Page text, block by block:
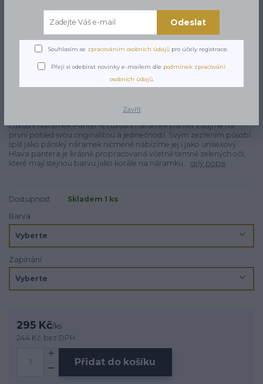
Luxusní Náramek Panter🐆 Luxusní náramek panter zaujme na
první pohled svou originalitou a jedinečností. Svým zezřením působí
spíš jako pánský náramek nicméně nabízíme jej i jako unisexový.
Hlava pantera je krásně propracovaná včetně temně zelených očí,
které mají stejnou barvu jako korále na náramku... celý popis
Dostupnost
Skladem 1 ks
Barva
Zapínání
295 Kč/ks
244 Kč bez DPH
Přidat do košíku
Odeslat
Souhlasím se zpracováním osobních údajů pro účely registrace.
Přeji si odebírat novinky e-mailem dle podmínek zpracování
osobních údajů.
Zavřít